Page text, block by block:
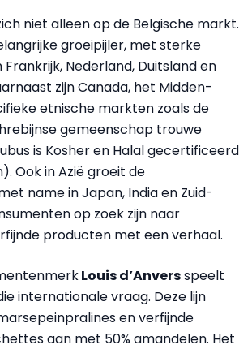
niet alleen op de Belgische markt.
groeipijler, met sterke
Frankrijk, Nederland, Duitsland en
zijn Canada, het Midden-
etnische markten zoals de
gemeenschap trouwe
is Kosher en Halal gecertificeerd
Ook in Azië groeit de
name in Japan, India en Zuid-
op zoek zijn naar
producten met een verhaal.
Louis d’Anversspeelt
internationale vraag. Deze lijn
en verfijnde
aan met 50% amandelen. Het